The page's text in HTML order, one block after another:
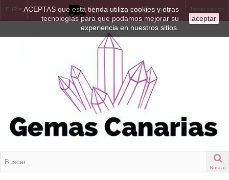
ACEPTAS que esta tienda utiliza cookies y otras
tecnologías para que podamos mejorar su
experiencia en nuestros sitios.
aceptar
EUR Iniciar sesión
Envíos desde España
Buscar